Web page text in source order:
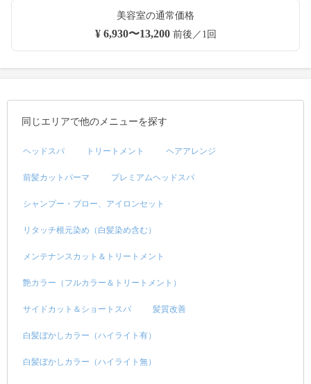
美容室の通常価格
¥ 6,930〜13,200前後／1回
同じエリアで他のメニューを探す
ヘッドスパ トリートメント ヘアアレンジ
前髪カットパーマ プレミアムヘッドスパ
シャンプー・ブロー、アイロンセット
リタッチ根元染め（白髪染め含む）
メンテナンスカット＆トリートメント
艶カラー（フルカラー＆トリートメント）
サイドカット＆ショートスパ 髪質改善
白髪ぼかしカラー（ハイライト有）
白髪ぼかしカラー（ハイライト無）